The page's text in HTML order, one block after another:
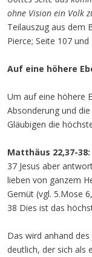
ohne Vision ein Volk
Teilauszug aus dem
Pierce; Seite 107 und
Auf eine höhere
Um auf eine höhere
Absonderung und
Gläubigen die
Matthäus 22,37-38:
37 Jesus aber
lieben von ganzem
Gemüt (vgl. 5.Mose
38 Dies ist das
Das wird anhand des
deutlich, der sich als